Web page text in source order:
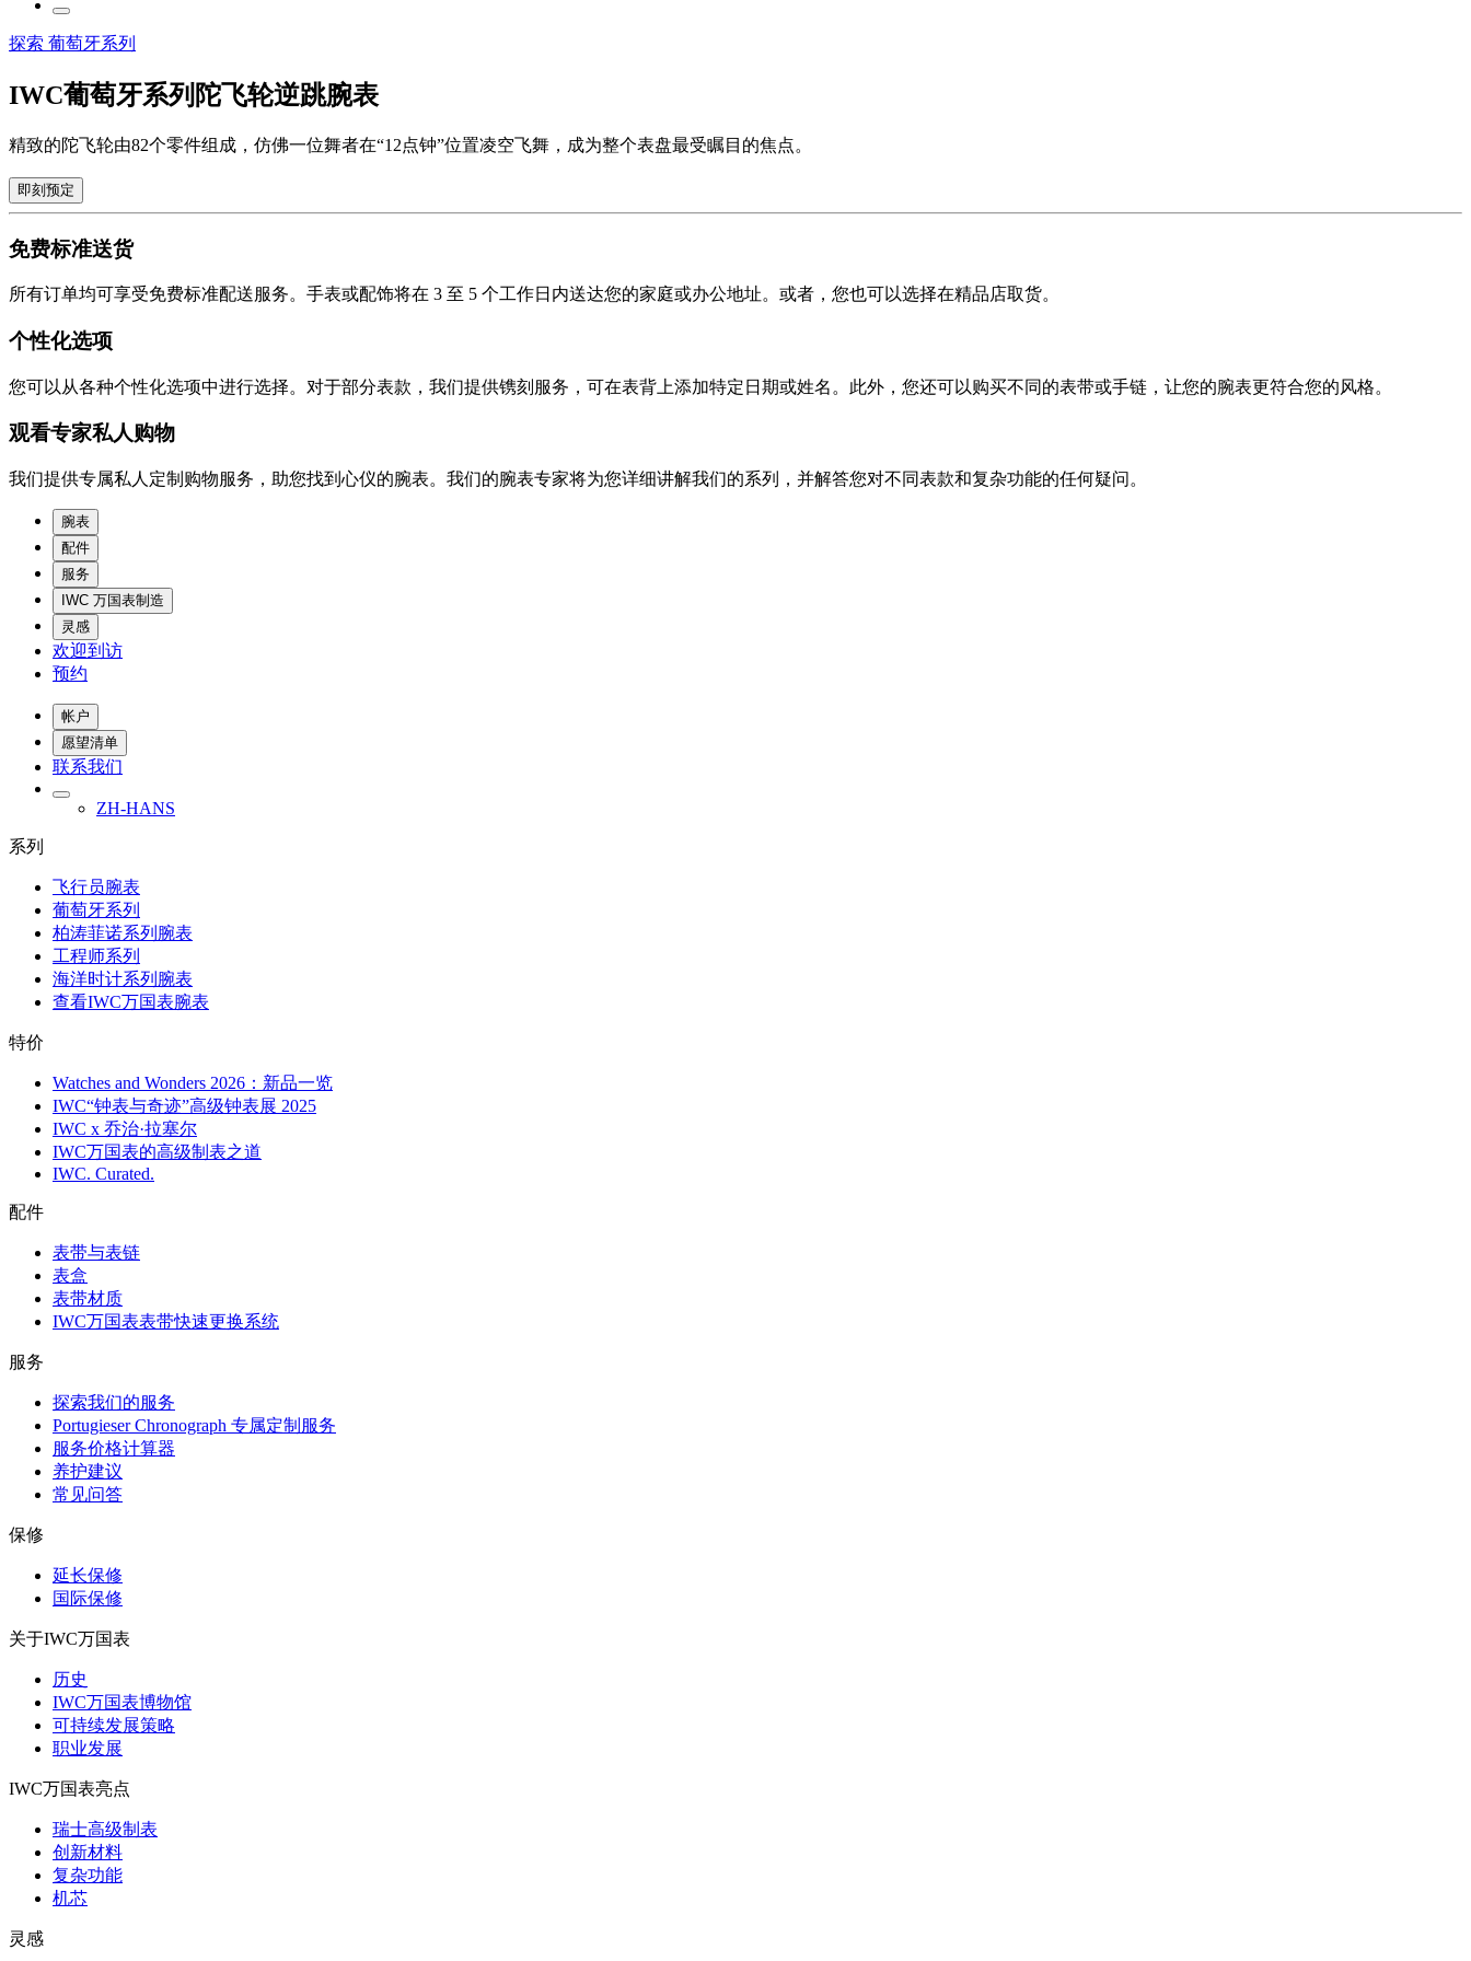
探索 葡萄牙系列
IWC葡萄牙系列陀飞轮逆跳腕表
精致的陀飞轮由82个零件组成，仿佛一位舞者在“12点钟”位置凌空飞舞，成为整个表盘最受瞩目的焦点。
即刻预定
免费标准送货
所有订单均可享受免费标准配送服务。手表或配饰将在 3 至 5 个工作日内送达您的家庭或办公地址。或者，您也可以选择在精品店取货。
个性化选项
您可以从各种个性化选项中进行选择。对于部分表款，我们提供镌刻服务，可在表背上添加特定日期或姓名。此外，您还可以购买不同的表带或手链，让您的腕表更符合您的风格。
观看专家私人购物
我们提供专属私人定制购物服务，助您找到心仪的腕表。我们的腕表专家将为您详细讲解我们的系列，并解答您对不同表款和复杂功能的任何疑问。
腕表
配件
服务
IWC 万国表制造
灵感
欢迎到访
预约
帐户
愿望清单
联系我们
ZH-HANS
系列
飞行员腕表
葡萄牙系列
柏涛菲诺系列腕表
工程师系列
海洋时计系列腕表
查看IWC万国表腕表
特价
Watches and Wonders 2026：新品一览
IWC“钟表与奇迹”高级钟表展 2025
IWC x 乔治·拉塞尔
IWC万国表的高级制表之道
IWC. Curated.
配件
表带与表链
表盒
表带材质
IWC万国表表带快速更换系统
服务
探索我们的服务
Portugieser Chronograph 专属定制服务
服务价格计算器
养护建议
常见问答
保修
延长保修
国际保修
关于IWC万国表
历史
IWC万国表博物馆
可持续发展策略
职业发展
IWC万国表亮点
瑞士高级制表
创新材料
复杂功能
机芯
灵感